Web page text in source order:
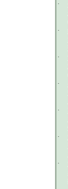
·
·
·
·
·
·
·